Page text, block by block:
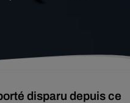
disparu depuis ce